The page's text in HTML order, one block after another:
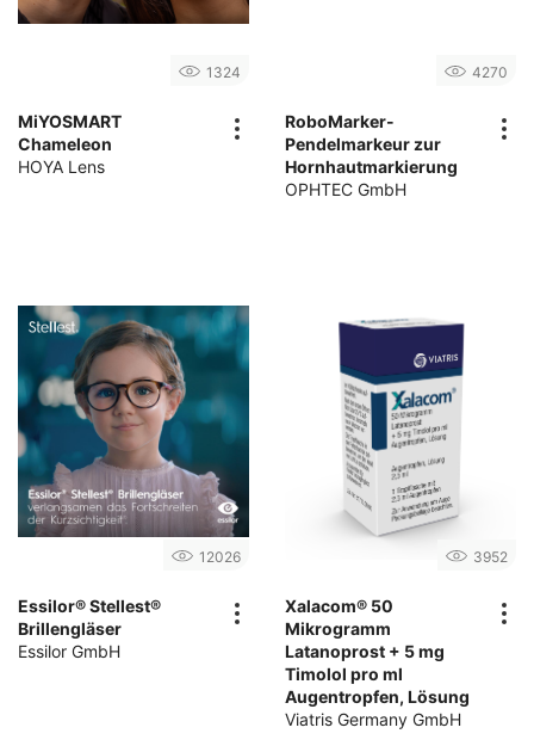
1324
MiYOSMART
Chameleon
HOYA Lens
4270
RoboMarker-
Pendelmarkeur zur
Hornhautmarkierung
OPHTEC GmbH
12026
Essilor® Stellest®
Brillengläser
Essilor GmbH
3952
Xalacom® 50
Mikrogramm
Latanoprost + 5 mg
Timolol pro ml
Augentropfen, Lösung
Viatris Germany GmbH